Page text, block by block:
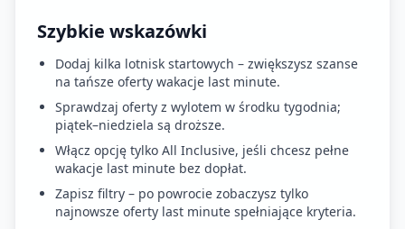
Szybkie wskazówki
Dodaj kilka lotnisk startowych – zwiększysz szanse
na tańsze oferty wakacje last minute.
Sprawdzaj oferty z wylotem w środku tygodnia;
piątek–niedziela są droższe.
Włącz opcję tylko All Inclusive, jeśli chcesz pełne
wakacje last minute bez dopłat.
Zapisz filtry – po powrocie zobaczysz tylko
najnowsze oferty last minute spełniające kryteria.